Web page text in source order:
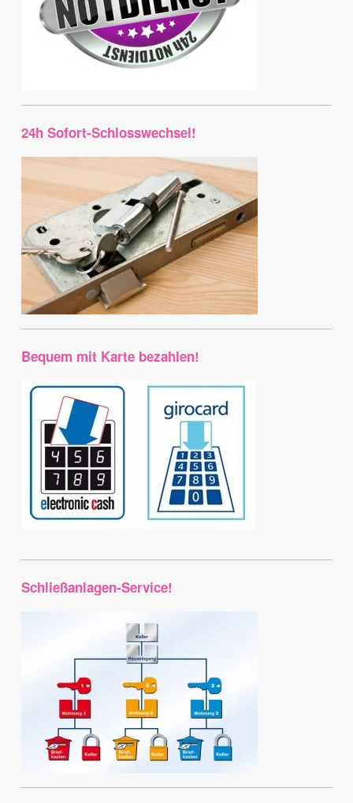
24h Sofort-Schlosswechsel!
Bequem mit Karte bezahlen!
Schließanlagen-Service!